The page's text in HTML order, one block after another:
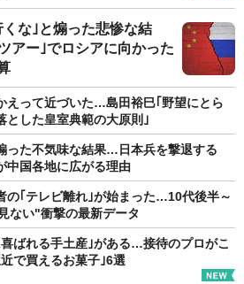
な｣と煽った悲惨な結
アー｣でロシアに向かった
えって近づいた…島田裕巳｢野望にとら
とした皇室典範の大原則｣
った不気味な結果…日本兵を撃退する
中国各地に広がる理由
の｢テレビ離れ｣が始まった…10代後半～
ない"衝撃の最新データ
ばれる手土産｣がある…接待のプロがこ
で買えるお菓子｣6選